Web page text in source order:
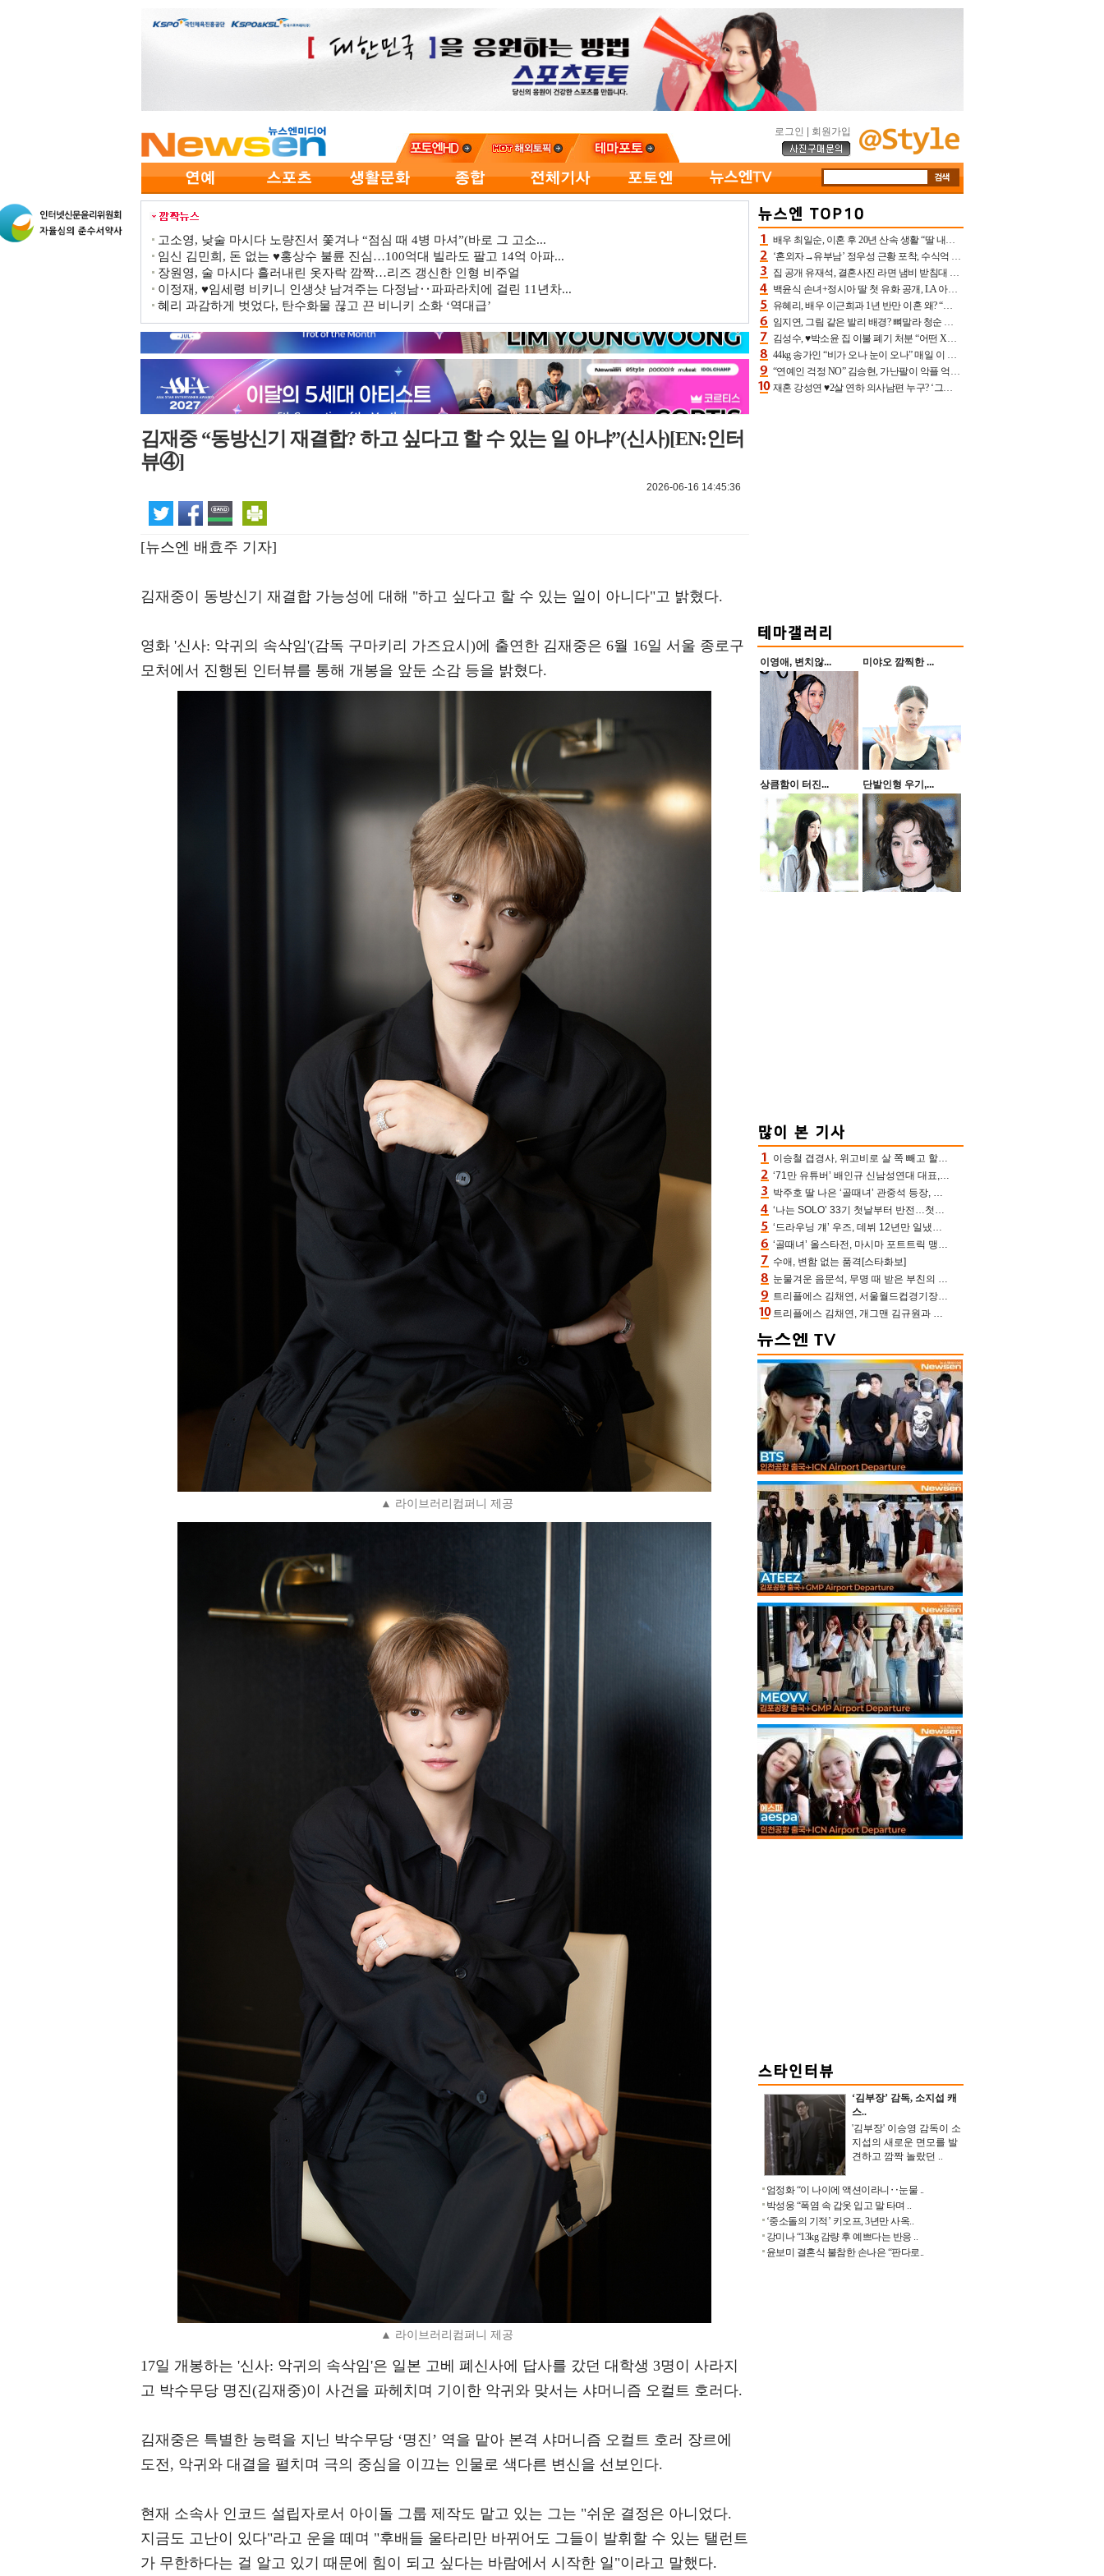
로그인 회원가입
고소영, 낮술 마시다 노량진서 쫓겨나 “점심 때 4병 마셔”(바로 그 고소...
임신 김민희, 돈 없는 ♥홍상수 불륜 진심…100억대 빌라도 팔고 14억 아파...
장원영, 술 마시다 흘러내린 옷자락 깜짝…리즈 갱신한 인형 비주얼
이정재, ♥임세령 비키니 인생샷 남겨주는 다정남‥파파라치에 걸린 11년차...
혜리 과감하게 벗었다, 탄수화물 끊고 끈 비니키 소화 ‘역대급’
김재중 “동방신기 재결합? 하고 싶다고 할 수 있는 일 아냐”(신사)[EN:인터
뷰④]
2026-06-16 14:45:36
[뉴스엔 배효주 기자]
김재중이 동방신기 재결합 가능성에 대해 "하고 싶다고 할 수 있는 일이 아니다"고 밝혔다.
영화 '신사: 악귀의 속삭임'(감독 구마키리 가즈요시)에 출연한 김재중은 6월 16일 서울 종로구
모처에서 진행된 인터뷰를 통해 개봉을 앞둔 소감 등을 밝혔다.
▲ 라이브러리컴퍼니 제공
▲ 라이브러리컴퍼니 제공
17일 개봉하는 '신사: 악귀의 속삭임'은 일본 고베 폐신사에 답사를 갔던 대학생 3명이 사라지
고 박수무당 명진(김재중)이 사건을 파헤치며 기이한 악귀와 맞서는 샤머니즘 오컬트 호러다.
김재중은 특별한 능력을 지닌 박수무당 ‘명진’ 역을 맡아 본격 샤머니즘 오컬트 호러 장르에
도전, 악귀와 대결을 펼치며 극의 중심을 이끄는 인물로 색다른 변신을 선보인다.
현재 소속사 인코드 설립자로서 아이돌 그룹 제작도 맡고 있는 그는 "쉬운 결정은 아니었다.
지금도 고난이 있다"라고 운을 떼며 "후배들 울타리만 바뀌어도 그들이 발휘할 수 있는 탤런트
가 무한하다는 걸 알고 있기 때문에 힘이 되고 싶다는 바람에서 시작한 일"이라고 말했다.
배우 최일순, 이혼 후 20년 산속 생활 “딸 내가 버렸다고 원망‥맘 아파”(특종)[어제TV]
‘혼외자→유부남’ 정우성 근황 포착, 수식억 해킹 피해 후배 만났다 “존경하는”
집 공개 유재석, 결혼사진 라면 냄비 받침대 되고 분노‥가족사진도 피해(놀뭐)[어제TV]
백윤식 손녀+정시아 딸 첫 유화 공개, LA 아트쇼→서울국제조각페스타 작가다운 수준급 실력
유혜리, 배우 이근희과 1년 반만 이혼 왜? “식칼 꽂고 의자 던져” 충격 폭로(특종)[어제TV]
임지연, 그림 같은 발리 배경? 뼈말라 청순 비키니 핏에 상대 안 되네
김성수, ♥박소윤 집 이불 폐기 처분 “어떤 X이랑 썼을지 몰라” 질투(신랑수업2)[어제TV]
44kg 송가인 “비가 오나 눈이 오나” 매일 이 운동, 허벅지 근육량 상승+체지방 감소
“연예인 걱정 NO” 김승현, 가난팔이 악플 억울할만‥아내+딸과 日 여행
재혼 강성연 ♥2살 연하 의사남편 누구? ‘그알’ 자문의에 훈남 비주얼 초엘리트 스펙 [종합]
이영애, 변치않... 미야오 깜찍한 ...
상큼함이 터진... 단발인형 우기,...
이승철 겹경사, 위고비로 살 쪽 빼고 할아버지 된다‥마음으로 낳은 딸 임신 자랑(유퀴즈)
‘71만 유튜버’ 배인규 신남성연대 대표, 오늘(5일) 숨진 채 발견…향년 36세
박주호 딸 나은 ‘골때녀’ 관중석 등장, 김민재 복제인간 보고 혼란 [결정적장면]
‘나는 SOLO’ 33기 첫날부터 반전…첫인상 0표 영호, 호감남 급부상
‘드라우닝 걔’ 우즈, 데뷔 12년만 일냈다…체조경기장 입성 확정
‘골때녀’ 올스타전, 마시마 포트트릭 맹추격전 5:4 골 잔치 ‘짜릿’ [어제TV]
수애, 변함 없는 품격[스타화보]
눈물겨운 음문석, 무명 때 받은 부친의 전재산→폐암 父 세상 떠나기 전 여행(유퀴즈)[어제TV]
트리플에스 김채연, 서울월드컵경기장에 뜬 맨시티 여신 [포토엔HD]
트리플에스 김채연, 개그맨 김규원과 함께 프리뷰쇼 진행 [포토엔HD]
‘김부장’ 감독, 소지섭 캐
스..
'김부장' 이승영 감독이 소
지섭의 새로운 면모를 발
견하고 깜짝 놀랐던 ..
엄정화 “이 나이에 액션이라니‥눈물 ..
박성웅 “폭염 속 갑옷 입고 말 타며 ..
‘중소돌의 기적’ 키오프, 3년만 사옥..
강미나 “13kg 감량 후 예쁘다는 반응 ..
윤보미 결혼식 불참한 손나은 “판다로..